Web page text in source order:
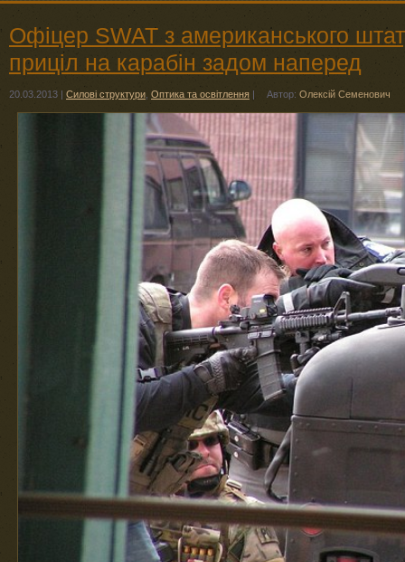
Офіцер SWAT з американського
приціл на карабін задом наперед
20.03.2013 | Силові структури Оптика та освітлення | Автор: Олексій Семенович